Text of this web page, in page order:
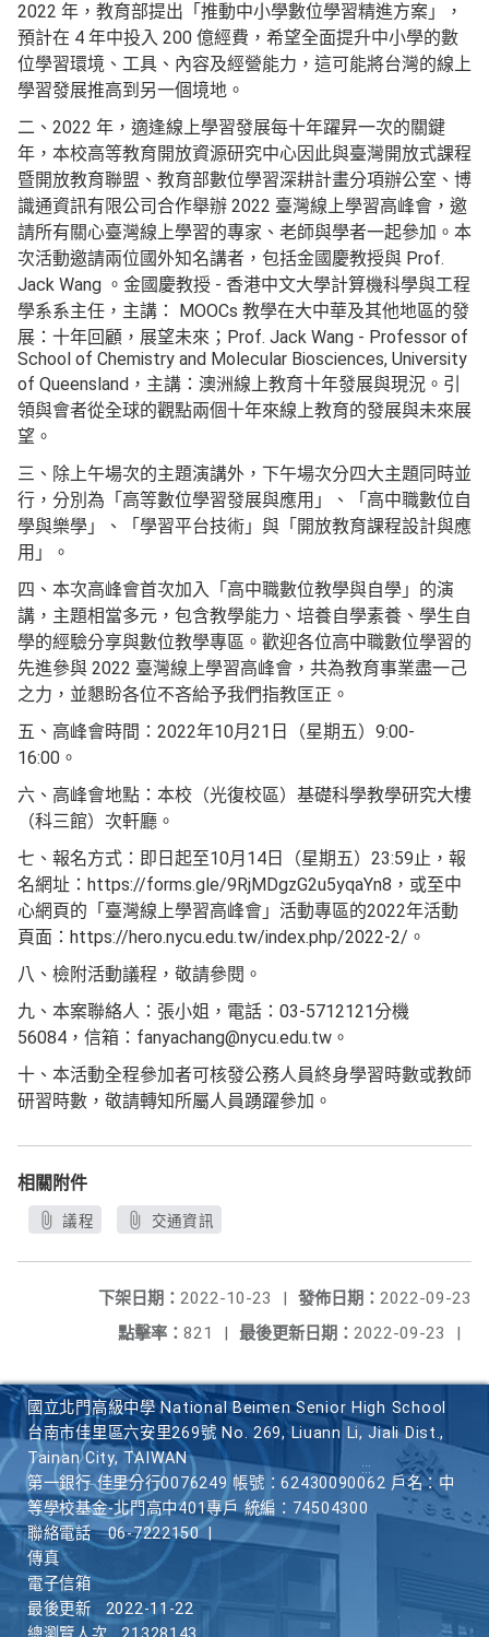
2022 年，教育部提出「推動中小學數位學習精進方案」，
預計在 4 年中投入 200 億經費，希望全面提升中小學的數
位學習環境、工具、內容及經營能力，這可能將台灣的線上
學習發展推高到另一個境地。
二、2022 年，適逢線上學習發展每十年躍昇一次的關鍵
年，本校高等教育開放資源研究中心因此與臺灣開放式課程
暨開放教育聯盟、教育部數位學習深耕計畫分項辦公室、博
識通資訊有限公司合作舉辦 2022 臺灣線上學習高峰會，邀
請所有關心臺灣線上學習的專家、老師與學者一起參加。本
次活動邀請兩位國外知名講者，包括金國慶教授與 Prof.
Jack Wang 。金國慶教授 - 香港中文大學計算機科學與工程
學系系主任，主講： MOOCs 教學在大中華及其他地區的發
展：十年回顧，展望未來；Prof. Jack Wang - Professor of
School of Chemistry and Molecular Biosciences, University
of Queensland，主講：澳洲線上教育十年發展與現況。引
領與會者從全球的觀點兩個十年來線上教育的發展與未來展
望。
三、除上午場次的主題演講外，下午場次分四大主題同時並
行，分別為「高等數位學習發展與應用」、「高中職數位自
學與樂學」、「學習平台技術」與「開放教育課程設計與應
用」。
四、本次高峰會首次加入「高中職數位教學與自學」的演
講，主題相當多元，包含教學能力、培養自學素養、學生自
學的經驗分享與數位教學專區。歡迎各位高中職數位學習的
先進參與 2022 臺灣線上學習高峰會，共為教育事業盡一己
之力，並懇盼各位不吝給予我們指教匡正。
五、高峰會時間：2022年10月21日（星期五）9:00-
16:00。
六、高峰會地點：本校（光復校區）基礎科學教學研究大樓
（科三館）次軒廳。
七、報名方式：即日起至10月14日（星期五）23:59止，報
名網址：https://forms.gle/9RjMDgzG2u5yqaYn8，或至中
心網頁的「臺灣線上學習高峰會」活動專區的2022年活動
頁面：https://hero.nycu.edu.tw/index.php/2022-2/。
八、檢附活動議程，敬請參閱。
九、本案聯絡人：張小姐，電話：03-5712121分機
56084，信箱：fanyachang@nycu.edu.tw。
十、本活動全程參加者可核發公務人員終身學習時數或教師
研習時數，敬請轉知所屬人員踴躍參加。
相關附件
議程 交通資訊
發佈日期： 2022-09-23
下架日期： 2022-10-23
|
最後更新日期： 2022-09-23 |
點擊率： 821 |
國立北門高級中學 National Beimen Senior High School
台南市佳里區六安里269號 No. 269, Liuann Li, Jiali Dist.,
Tainan City, TAIWAN
第一銀行 佳里分行0076249 帳號：62430090062 戶名：中
等學校基金-北門高中401專戶 統編：74504300
聯絡電話
06-7222150
傳真
電子信箱
最後更新
2022-11-22